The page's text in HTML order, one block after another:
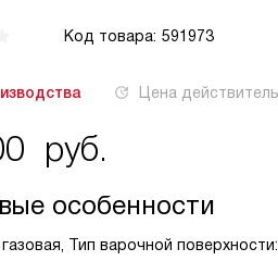
Код товара: 591973
Цена
руб.
особенности
Тип варочной